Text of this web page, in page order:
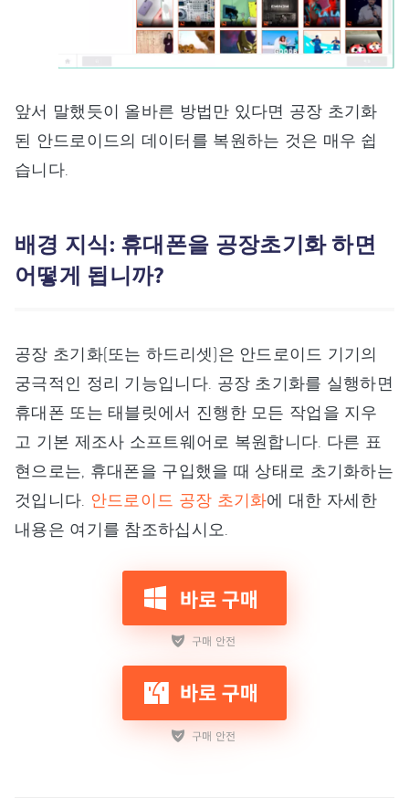
앞서 말했듯이 올바른 방법만 있다면 공장 초기화
된 안드로이드의 데이터를 복원하는 것은 매우 쉽
습니다.
배경 지식: 휴대폰을 공장초기화 하면
어떻게 됩니까?
공장 초기화(또는 하드리셋)은 안드로이드 기기의
궁극적인 정리 기능입니다. 공장 초기화를 실행하면
휴대폰 또는 태블릿에서 진행한 모든 작업을 지우
고 기본 제조사 소프트웨어로 복원합니다. 다른 표
현으로는, 휴대폰을 구입했을 때 상태로 초기화하는
것입니다. 안드로이드 공장 초기화에 대한 자세한
내용은 여기를 참조하십시오.